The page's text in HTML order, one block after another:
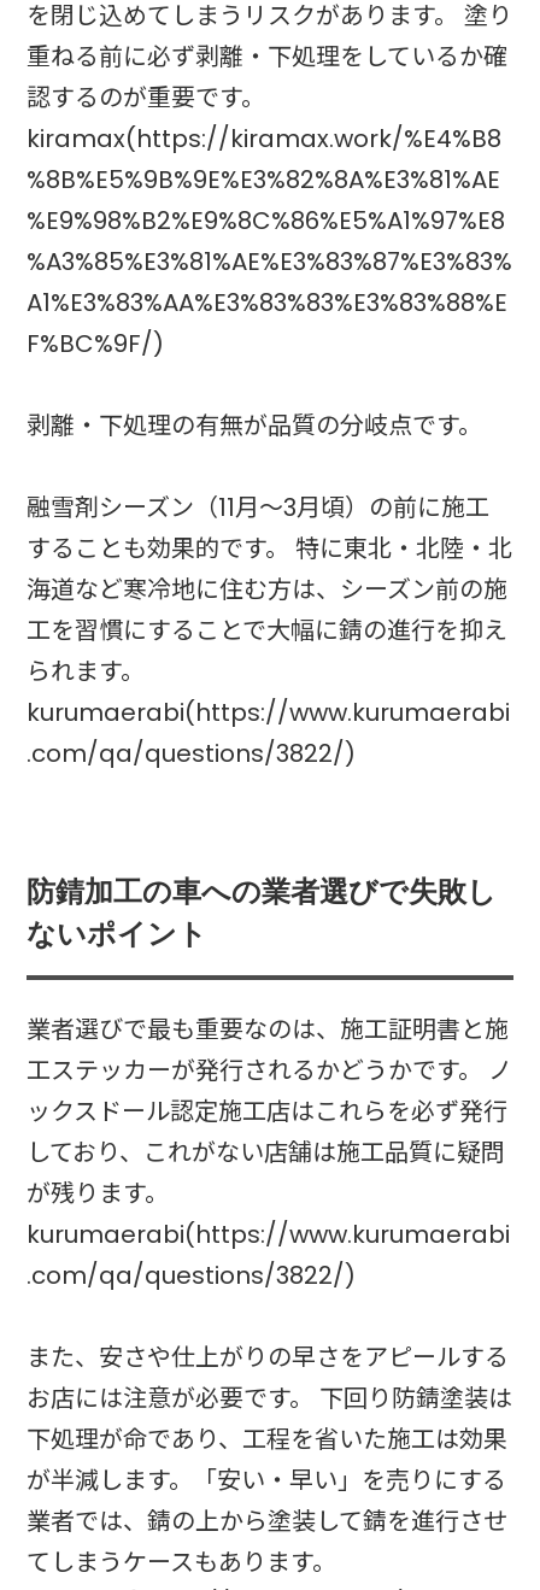
を閉じ込めてしまうリスクがあります。 塗り
重ねる前に必ず剥離・下処理をしているか確
認するのが重要です。
kiramax(https://kiramax.work/%E4%B8
%8B%E5%9B%9E%E3%82%8A%E3%81%AE
%E9%98%B2%E9%8C%86%E5%A1%97%E8
%A3%85%E3%81%AE%E3%83%87%E3%83%
A1%E3%83%AA%E3%83%83%E3%83%88%E
F%BC%9F/)
剥離・下処理の有無が品質の分岐点です。
融雪剤シーズン（11月〜3月頃）の前に施工
することも効果的です。 特に東北・北陸・北
海道など寒冷地に住む方は、シーズン前の施
工を習慣にすることで大幅に錆の進行を抑え
られます。
kurumaerabi(https://www.kurumaerabi
.com/qa/questions/3822/)
防錆加工の車への業者選びで失敗し
ないポイント
業者選びで最も重要なのは、施工証明書と施
工ステッカーが発行されるかどうかです。 ノ
ックスドール認定施工店はこれらを必ず発行
しており、これがない店舗は施工品質に疑問
が残ります。
kurumaerabi(https://www.kurumaerabi
.com/qa/questions/3822/)
また、安さや仕上がりの早さをアピールする
お店には注意が必要です。 下回り防錆塗装は
下処理が命であり、工程を省いた施工は効果
が半減します。「安い・早い」を売りにする
業者では、錆の上から塗装して錆を進行させ
てしまうケースもあります。